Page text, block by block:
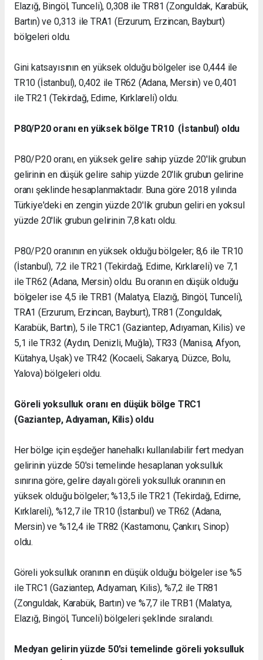
Elazığ, Bingöl, Tunceli), 0,308 ile TR81 (Zonguldak, Karabük,
Bartın) ve 0,313 ile TRA1 (Erzurum, Erzincan, Bayburt)
bölgeleri oldu.
Gini katsayısının en yüksek olduğu bölgeler ise 0,444 ile
TR10 (İstanbul), 0,402 ile TR62 (Adana, Mersin) ve 0,401
ile TR21 (Tekirdağ, Edirne, Kırklareli) oldu.
P80/P20 oranı en yüksek bölge TR10 (İstanbul) oldu
P80/P20 oranı, en yüksek gelire sahip yüzde 20'lik grubun
gelirinin en düşük gelire sahip yüzde 20'lik grubun gelirine
oranı şeklinde hesaplanmaktadır. Buna göre 2018 yılında
Türkiye'deki en zengin yüzde 20'lik grubun geliri en yoksul
yüzde 20'lik grubun gelirinin 7,8 katı oldu.
P80/P20 oranının en yüksek olduğu bölgeler; 8,6 ile TR10
(İstanbul), 7,2 ile TR21 (Tekirdağ, Edirne, Kırklareli) ve 7,1
ile TR62 (Adana, Mersin) oldu. Bu oranın en düşük olduğu
bölgeler ise 4,5 ile TRB1 (Malatya, Elazığ, Bingöl, Tunceli),
TRA1 (Erzurum, Erzincan, Bayburt), TR81 (Zonguldak,
Karabük, Bartın), 5 ile TRC1 (Gaziantep, Adıyaman, Kilis) ve
5,1 ile TR32 (Aydın, Denizli, Muğla), TR33 (Manisa, Afyon,
Kütahya, Uşak) ve TR42 (Kocaeli, Sakarya, Düzce, Bolu,
Yalova) bölgeleri oldu.
Göreli yoksulluk oranı en düşük bölge TRC1
(Gaziantep, Adıyaman, Kilis) oldu
Her bölge için eşdeğer hanehalkı kullanılabilir fert medyan
gelirinin yüzde 50'si temelinde hesaplanan yoksulluk
sınırına göre, gelire dayalı göreli yoksulluk oranının en
yüksek olduğu bölgeler; %13,5 ile TR21 (Tekirdağ, Edirne,
Kırklareli), %12,7 ile TR10 (İstanbul) ve TR62 (Adana,
Mersin) ve %12,4 ile TR82 (Kastamonu, Çankırı, Sinop)
oldu.
Göreli yoksulluk oranının en düşük olduğu bölgeler ise %5
ile TRC1 (Gaziantep, Adıyaman, Kilis), %7,2 ile TR81
(Zonguldak, Karabük, Bartın) ve %7,7 ile TRB1 (Malatya,
Elazığ, Bingöl, Tunceli) bölgeleri şeklinde sıralandı.
Medyan gelirin yüzde 50'si temelinde göreli yoksulluk